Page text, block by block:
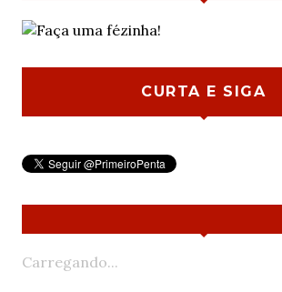
CURTA E SIGA
Carregando...